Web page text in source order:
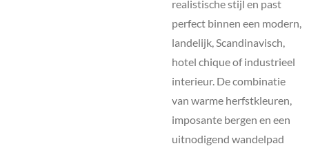
realistische stijl en past
perfect binnen een modern,
landelijk, Scandinavisch,
hotel chique of industrieel
interieur. De combinatie
van warme herfstkleuren,
imposante bergen en een
uitnodigend wandelpad